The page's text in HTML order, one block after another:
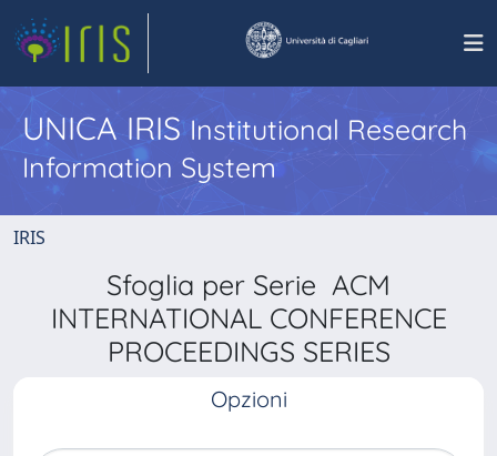
UNICA IRISInstitutional Research
Information System
IRIS
Sfoglia per Serie ACM
INTERNATIONAL CONFERENCE
PROCEEDINGS SERIES
Opzioni